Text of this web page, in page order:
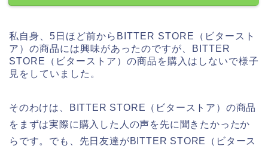
私自身、5日ほど前からBITTER STORE（ビタースト
ア）の商品には興味があったのですが、BITTER
STORE（ビターストア）の商品を購入はしないで様子
見をしていました。
そのわけは、BITTER STORE（ビターストア）の商品
をまずは実際に購入した人の声を先に聞きたかったか
らです。でも、先日友達がBITTER STORE（ビタース